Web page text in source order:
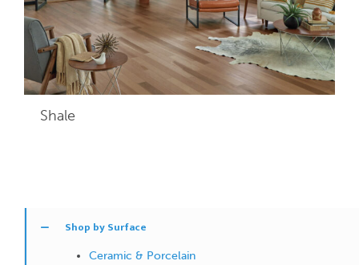
Shale
Shop by Surface
Ceramic & Porcelain